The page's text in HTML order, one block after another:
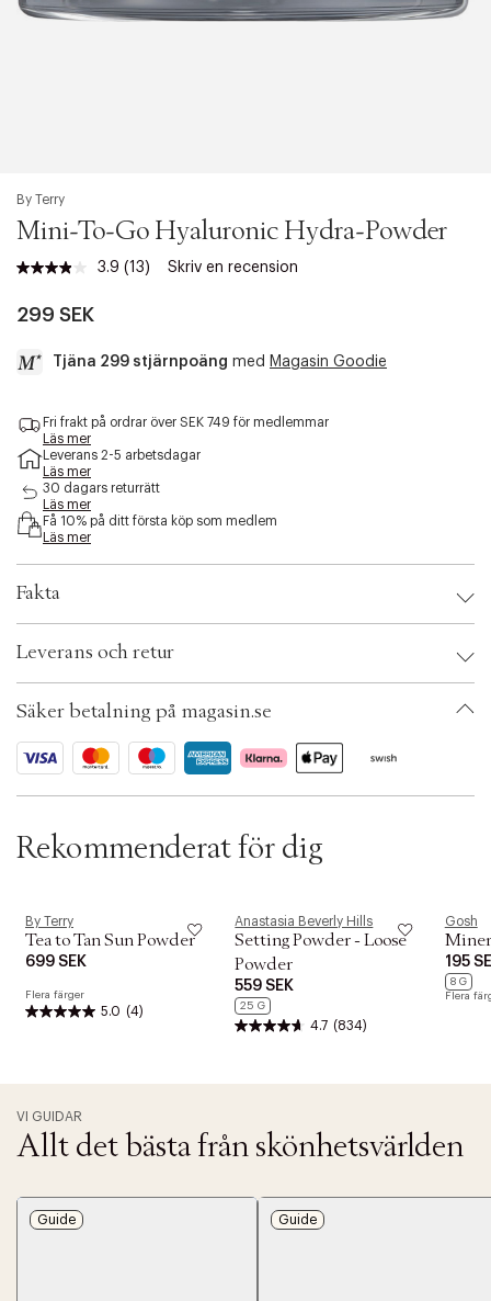
By Terry
Mini-To-Go Hyaluronic Hydra-Powder
3.9 Läs
samma
(13) Skriv en recension
299 SEK
Tjäna 299 stjärnpoäng med Magasin Goodie
c
c
e
s
s
i
i
l
t
y
v
a
i
n
c
o
Fri frakt på ordrar över SEK 749 för medlemmar
Läs mer
Leverans 2-5 arbetsdagar
Läs mer
30 dagars returrätt
Läs mer
Få 10% på ditt första köp som medlem
Läs mer
Fakta
EAN: 3700076460230
ID: BEFB78-0008
Leverans och retur
Säker betalning på magasin.se
Rekommenderat för dig
By Terry
Tea to Tan Sun Powder
699 SEK
Flera färger
5.0 (4)
Anastasia Beverly Hills
Setting Powder - Loose
Powder
559 SEK
25 G
4.7 (834)
Gosh
195
8 G
Flera
VI GUIDAR
Allt det bästa från skönhetsvärlden
Guide Guide